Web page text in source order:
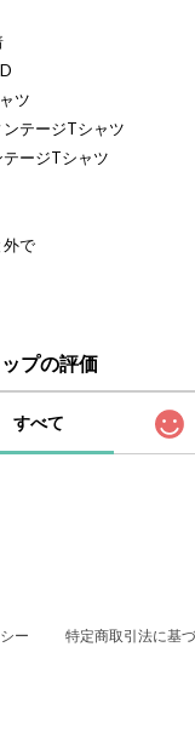
ツ
テージTシャツ
ージTシャツ
で
プの評価
すべて
ー 特定商取引法に基